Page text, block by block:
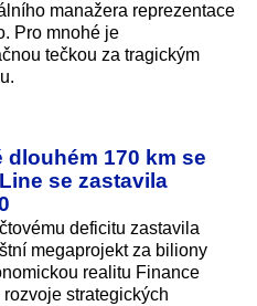
manažera reprezentace
Pro mnohé je
tečkou za tragickým
170 km se
se zastavila
deficitu zastavila
megaprojekt za biliony
realitu Finance
strategických